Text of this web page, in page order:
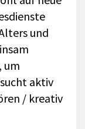
und
um
aktiv
/ kreativ